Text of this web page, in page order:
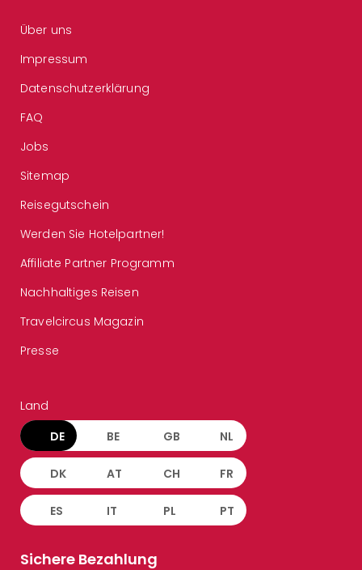
Über uns
Impressum
Datenschutzerklärung
FAQ
Jobs
Sitemap
Reisegutschein
Werden Sie Hotelpartner!
Affiliate Partner Programm
Nachhaltiges Reisen
Travelcircus Magazin
Presse
Land
DE BE GB NL
DK AT CH FR
ES IT PL PT
Sichere Bezahlung